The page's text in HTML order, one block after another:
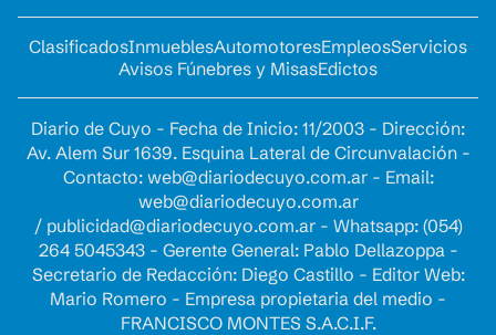
ClasificadosInmueblesAutomotoresEmpleosServicios
Avisos Fúnebres y MisasEdictos
Diario de Cuyo - Fecha de Inicio: 11/2003 - Dirección:
Av. Alem Sur 1639. Esquina Lateral de Circunvalación -
Contacto: web@diariodecuyo.com.ar- Email:
web@diariodecuyo.com.ar
/ publicidad@diariodecuyo.com.ar- Whatsapp: (054)
264 5045343 - Gerente General: Pablo Dellazoppa -
Secretario de Redacción: Diego Castillo - Editor Web:
Mario Romero - Empresa propietaria del medio -
FRANCISCO MONTES S.A.C.I.F.